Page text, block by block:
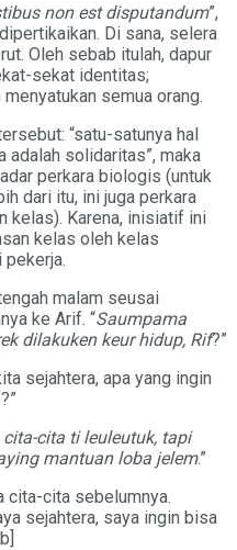
non est disputandum”,
Di sana, selera
Oleh sebab itulah, dapur
sekat identitas;
semua orang.
“satu-satunya hal
adalah solidaritas”, maka
perkara biologis (untuk
dari itu, ini juga perkara
kelas). Karena, inisiatif ini
kelas oleh kelas
malam seusai
ke Arif. “Saumpama
dilakuken keur hidup, Rif?”
sejahtera, apa yang ingin
cita ti leuleutuk, tapi
mantuan loba jelem.”
cita-cita sebelumnya.
sejahtera, saya ingin bisa